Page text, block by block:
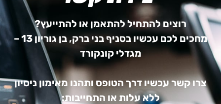
רוצים להתחיל להתאמן או להתייעץ?
מחכים לכם עכשיו בסניף בני ברק, בן גוריון 13 –
מגדלי קונקורד
צרו קשר עכשיו דרך הטופס ותהנו מאימון ניסיון
ללא עלות או התחייבות: